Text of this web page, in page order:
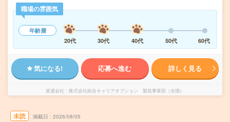
職場の雰囲気
年齢層
20代
30代 40代 50代 60代
気になる! 応募へ進む 詳しく見る
派遣会社 株式会社綜合キャリアオプション 製造事業部（全国）
未読 掲載日 2026/08/05